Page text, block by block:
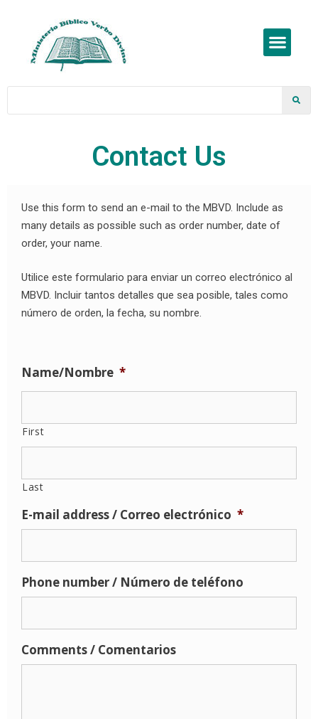
Contact Us
Use this form to send an e-mail to the MBVD. Include as
many details as possible such as order number, date of
order, your name.
Utilice este formulario para enviar un correo electrónico al
MBVD. Incluir tantos detalles que sea posible, tales como
número de orden, la fecha, su nombre.
Name/Nombre *
First
Last
E-mail address / Correo electrónico *
Phone number / Número de teléfono
Comments / Comentarios